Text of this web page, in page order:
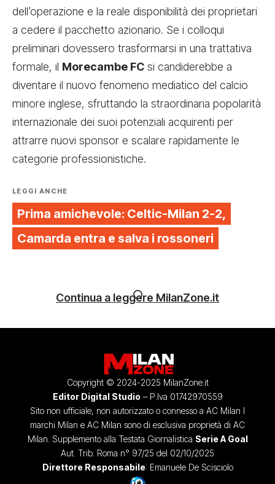
dell’operazione e la reale disponibilità dei proprietari
a cedere il pacchetto azionario. Se i colloqui
preliminari dovessero trasformarsi in una trattativa
formale, il Morecambe FC si candiderebbe a
diventare il nuovo fenomeno mediatico del calcio
minore inglese, sfruttando la straordinaria popolarità
internazionale dei suoi potenziali acquirenti per
attrarre nuovi sponsor e scalare rapidamente le
categorie professionistiche.
LEGGI ANCHE
Prima amichevole: Celtic-Milan 2-2,
Camarda entra e salva i rossoneri
Continua a leggere MilanZone.it
Copyright © 2024-2025 MilanZone.it
Editor Digital Studio – P.Iva 01742970559
Sito non ufficiale, non autorizzato o connesso a AC Milan I
marchi Milan e AC Milan sono di esclusiva proprietà di AC
Milan. Supplemento alla Testata Giornalistica Serie A Goal
Aut. Trib. Roma n° 97/25 del 02/10/2025
Direttore Responsabile: Emanuele De Scisciolo